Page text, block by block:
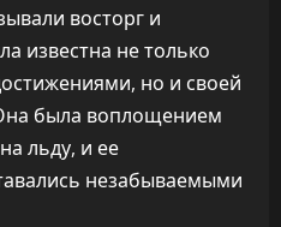
восторг и
известна не только
но и своей
была воплощением
льду, и ее
незабываемыми